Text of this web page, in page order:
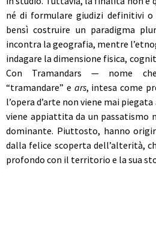
né di formulare giudizi definitivi o
bensì costruire un paradigma
incontra la geografia, mentre
indagare la dimensione fisica,
Con Tramandars— nome
“tramandare” e ars, intesa come
l’opera d’arte non viene mai
viene appiattita da un passatismo
dominante. Piuttosto, hanno
dalla felice scoperta dell’alterità,
profondo con il territorio e la sua